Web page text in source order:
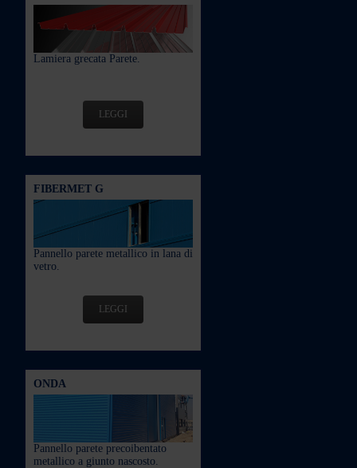
Lamiera grecata Parete.
LEGGI
FIBERMET G
Pannello parete metallico in lana di
vetro.
LEGGI
ONDA
Pannello parete precoibentato
metallico a giunto nascosto.